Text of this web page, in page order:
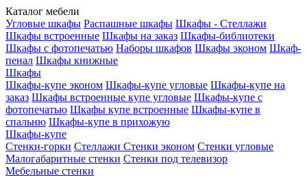
Каталог мебели
Угловые шкафы Распашные шкафы Шкафы - Стеллажи
Шкафы встроенные Шкафы на заказ Шкафы-библиотеки
Шкафы с фотопечатью Наборы шкафов Шкафы эконом Шкаф-
пенал Шкафы книжные
Шкафы
Шкафы-купе эконом Шкафы-купе угловые Шкафы-купе на
заказ Шкафы встроенные купе угловые Шкафы-купе с
фотопечатью Шкафы купе встроенные Шкафы-купе в
спальню Шкафы-купе в прихожую
Шкафы-купе
Стенки-горки Стеллажи Стенки эконом Стенки угловые
Малогабаритные стенки Стенки под телевизор
Мебельные стенки